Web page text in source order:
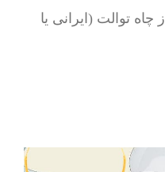
توالت (ایرانی یا